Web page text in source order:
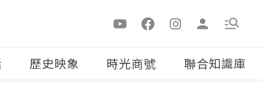
歷史映象 時光商號 聯合知識庫